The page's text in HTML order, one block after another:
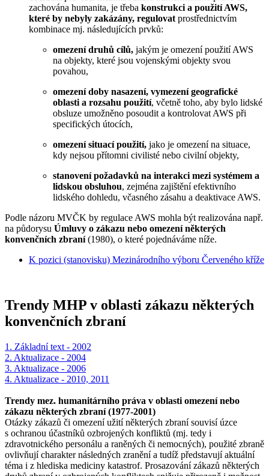
zachována humanita, je třeba konstrukci a použití AWS,
které by nebyly zakázány, regulovat prostřednictvím
kombinace mj. následujících prvků:
omezení druhů cílů, jakým je omezení použití AWS
na objekty, které jsou vojenskými objekty svou
povahou,
omezení doby nasazení, vymezení geografické
oblasti a rozsahu použití, včetně toho, aby bylo lidské
obsluze umožněno posoudit a kontrolovat AWS při
specifických útocích,
omezení situací použití, jako je omezení na situace,
kdy nejsou přítomni civilisté nebo civilní objekty,
stanovení požadavků na interakci mezi systémem a
lidskou obsluhou, zejména zajištění efektivního
lidského dohledu, včasného zásahu a deaktivace AWS.
Podle názoru MVČK by regulace AWS mohla být realizována např.
na půdorysu Úmluvy o zákazu nebo omezení některých
konvenčních zbraní(1980), o které pojednáváme níže.
K pozici (stanovisku) Mezinárodního výboru Červeného kříže
Trendy MHP v oblasti zákazu některých
konvenčních zbraní
1. Základní text - 2002
2. Aktualizace - 2004
3. Aktualizace - 2006
4. Aktualizace - 2010, 2011
Trendy mez. humanitárního práva v oblasti omezení nebo
zákazu některých zbraní (1977-2001)
Otázky zákazů či omezení užití některých zbraní souvisí úzce
s ochranou účastníků ozbrojených konfliktů (mj. tedy i
zdravotnického personálu a raněných či nemocných), použité zbraně
ovlivňují charakter následných zranění a tudíž představují aktuální
téma i z hlediska mediciny katastrof. Prosazování zákazů některých